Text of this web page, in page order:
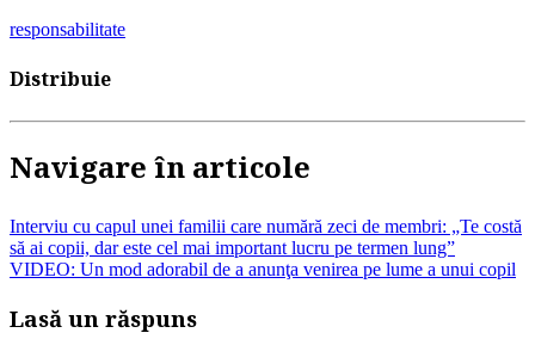
responsabilitate
Distribuie
Navigare în articole
Interviu cu capul unei familii care numără zeci de membri: „Te costă
să ai copii, dar este cel mai important lucru pe termen lung”
VIDEO: Un mod adorabil de a anunţa venirea pe lume a unui copil
Lasă un răspuns